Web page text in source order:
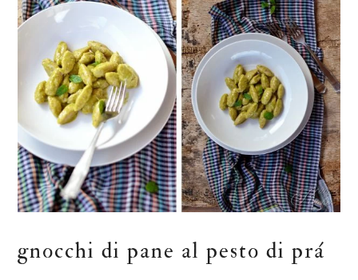
gnocchi di pane al pesto di prá